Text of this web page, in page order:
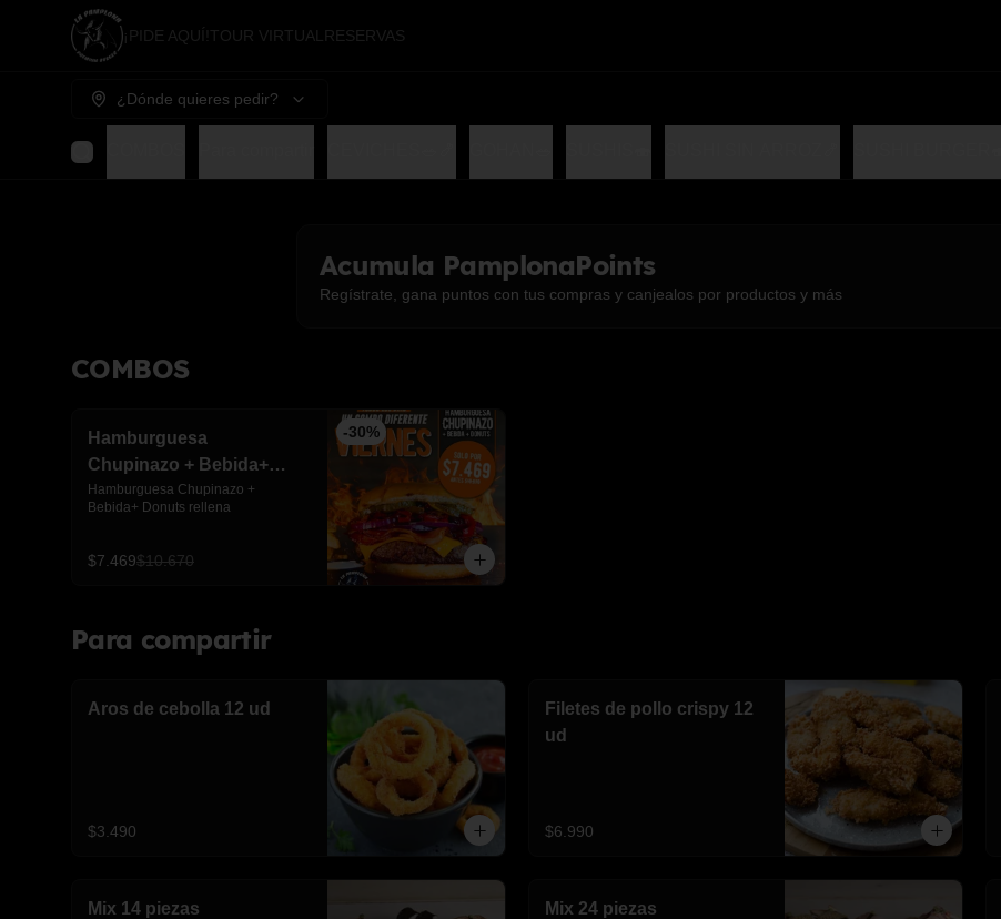
¡PIDE AQUÍ! TOUR VIRTUAL RESERVAS
¿Dónde quieres pedir?
Acumula PamplonaPoints
Regístrate, gana puntos con tus compras y canjealos por productos y más
COMBOS
-30%
Hamburguesa
Chupinazo + Bebida+
Donuts rellena
Hamburguesa Chupinazo +
Bebida+ Donuts rellena
$7.469$10.670
Para compartir
Aros de cebolla 12 ud
$3.490
Filetes de pollo crispy 12
ud
$6.990
Mix 14 piezas Mix 24 piezas